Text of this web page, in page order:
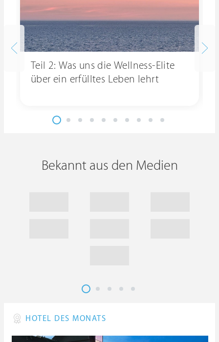
Teil 2: Was uns die Wellness-Elite
über ein erfülltes Leben lehrt
Bekannt aus den Medien
HOTEL DES MONATS